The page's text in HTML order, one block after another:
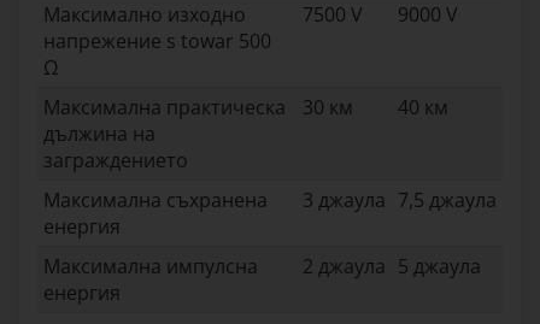
Максимално изходно
напрежение s towar 500
Ω
7500 V 9000 V
Максимална практическа
дължина на
заграждението
30 км 40 км
Максимална съхранена
енергия
3 джаула 7,5 джаула
Максимална импулсна
енергия
2 джаула 5 джаула